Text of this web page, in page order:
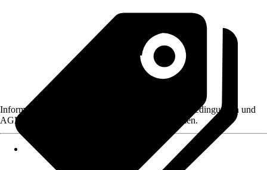
Informationen des Verkäufers, wie z. B. Rückgabebedingungen und
AGB, finden Sie bei Klick auf den Verkäufernamen.